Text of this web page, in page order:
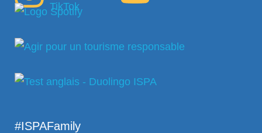
#ISPAFamily